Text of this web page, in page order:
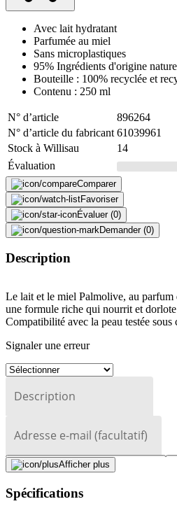
Avec lait hydratant
Parfumée au miel
Sans microplastiques
95% Ingrédients d'origine
Bouteille : 100% recyclée et
Contenu : 250 ml
N° d’article
896264
N° d’article du fabricant 61039961
Stock à Willisau
14
Évaluation
Comparer
Favoriser
Évaluer (0)
Demander (0)
Description
Le lait et le miel Palmolive, au parfum
une formule riche qui nourrit et
Compatibilité avec la peau testée
Signaler une erreur
Description
Adresse e-mail (facultatif)
Fermer le formulaire
Afficher plus
Spécifications